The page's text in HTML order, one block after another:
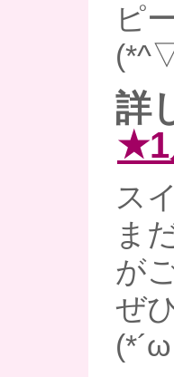
ピ
詳
★1
ス
ま
が
ぜ